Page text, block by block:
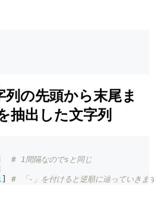
の先頭から末尾ま
抽出した文字列
# 1間隔なのでsと同じ
] # 「-」を付けると逆順に辿っていきま